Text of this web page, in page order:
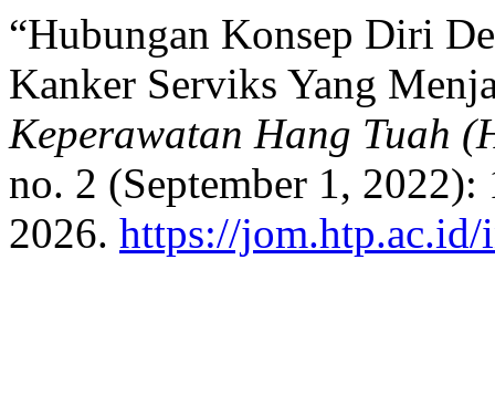
“Hubungan Konsep Diri
Kanker Serviks Yang
Keperawatan Hang Tuah
no. 2 (September 1, 2022):
2026. https://